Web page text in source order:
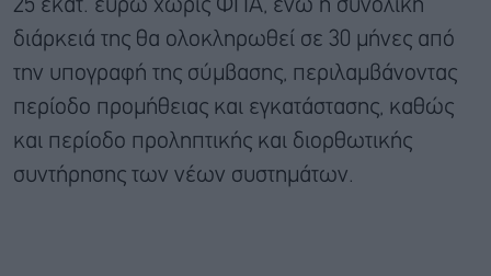
25 εκατ. ευρώ χωρίς ΦΠΑ, ενώ η συνολική
διάρκειά της θα ολοκληρωθεί σε 30 μήνες από
την υπογραφή της σύμβασης, περιλαμβάνοντας
περίοδο προμήθειας και εγκατάστασης, καθώς
και περίοδο προληπτικής και διορθωτικής
συντήρησης των νέων συστημάτων.